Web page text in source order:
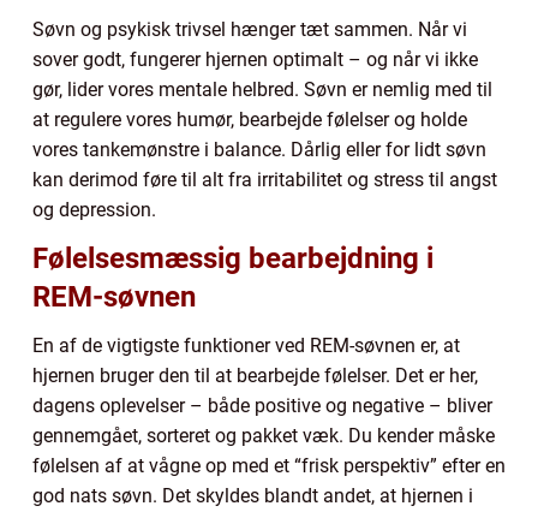
Søvn og psykisk trivsel hænger tæt sammen. Når vi
sover godt, fungerer hjernen optimalt – og når vi ikke
gør, lider vores mentale helbred. Søvn er nemlig med til
at regulere vores humør, bearbejde følelser og holde
vores tankemønstre i balance. Dårlig eller for lidt søvn
kan derimod føre til alt fra irritabilitet og stress til angst
og depression.
Følelsesmæssig bearbejdning i
REM-søvnen
En af de vigtigste funktioner ved REM-søvnen er, at
hjernen bruger den til at bearbejde følelser. Det er her,
dagens oplevelser – både positive og negative – bliver
gennemgået, sorteret og pakket væk. Du kender måske
følelsen af at vågne op med et “frisk perspektiv” efter en
god nats søvn. Det skyldes blandt andet, at hjernen i